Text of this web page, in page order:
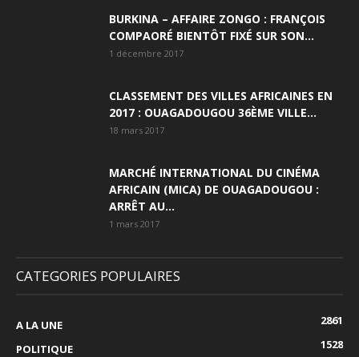
BURKINA – AFFAIRE ZONGO : FRANÇOIS
COMPAORÉ BIENTÔT FIXÉ SUR SON...
1 décembre 2017
CLASSEMENT DES VILLES AFRICAINES EN
2017 : OUAGADOUGOU 36ÈME VILLE...
18 mars 2017
MARCHÉ INTERNATIONAL DU CINÉMA
AFRICAIN (MICA) DE OUAGADOUGOU :
ARRÊT AU...
1 mars 2017
CATEGORIES POPULAIRES
A LA UNE
2861
POLITIQUE
1528